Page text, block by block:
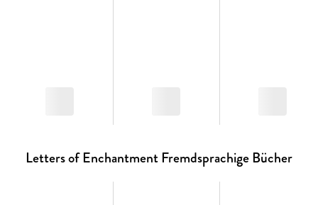
Letters of Enchantment Fremdsprachige Bücher